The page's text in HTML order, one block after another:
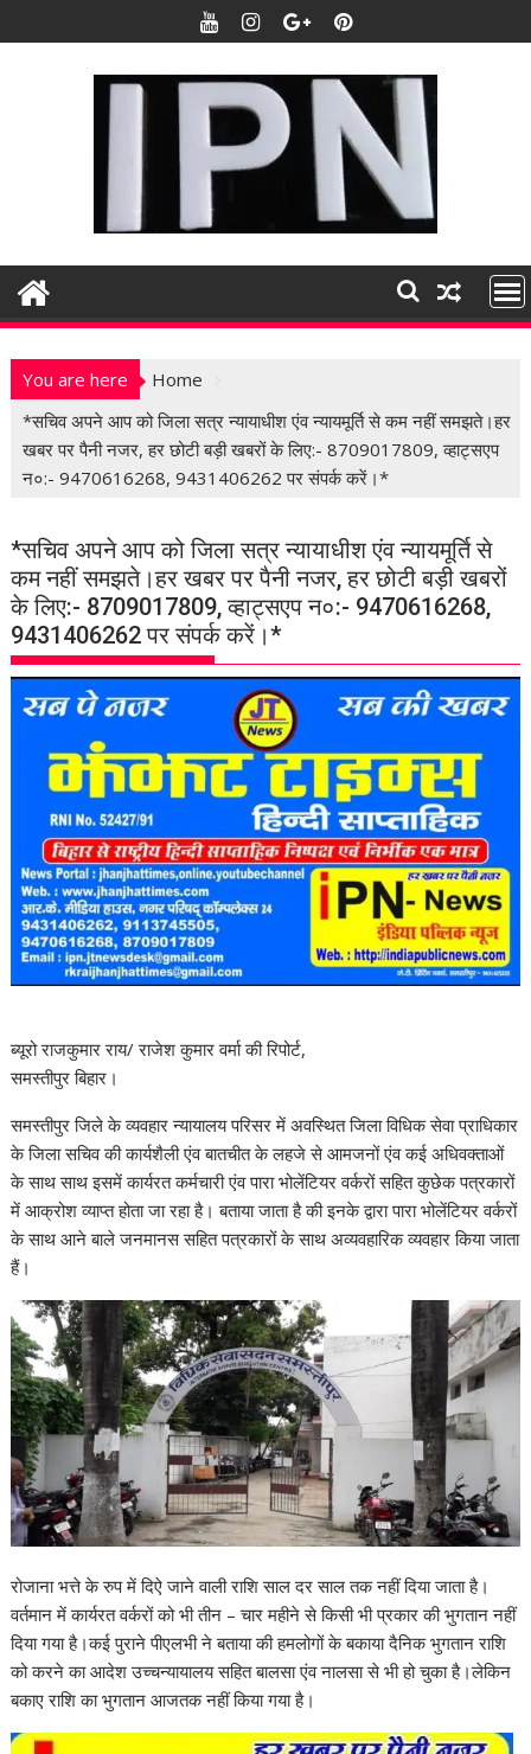
k
t
n
You are here
Home
*सचिव अपने आप को जिला सत्र न्यायाधीश एंव न्यायमूर्ति से कम नहीं समझते।हर
खबर पर पैनी नजर, हर छोटी बड़ी खबरों के लिए:- 8709017809, व्हाट्सएप
न०:- 9470616268, 9431406262 पर संपर्क करें।*
*सचिव अपने आप को जिला सत्र न्यायाधीश एंव न्यायमूर्ति से
कम नहीं समझते।हर खबर पर पैनी नजर, हर छोटी बड़ी खबरों
के लिए:- 8709017809, व्हाट्सएप न०:- 9470616268,
9431406262 पर संपर्क करें।*
ब्यूरो राजकुमार राय/ राजेश कुमार वर्मा की रिपोर्ट,
समस्तीपुर बिहार।
समस्तीपुर जिले के व्यवहार न्यायालय परिसर में अवस्थित जिला विधिक सेवा प्राधिकार
के जिला सचिव की कार्यशैली एंव बातचीत के लहजे से आमजनों एंव कई अधिवक्ताओं
के साथ साथ इसमें कार्यरत कर्मचारी एंव पारा भोलेंटियर वर्करों सहित कुछेक पत्रकारों
में आक्रोश व्याप्त होता जा रहा है। बताया जाता है की इनके द्वारा पारा भोलेंटियर वर्करों
के साथ आने बाले जनमानस सहित पत्रकारों के साथ अव्यवहारिक व्यवहार किया जाता
हैं।
रोजाना भत्ते के रुप में दिऐ जाने वाली राशि साल दर साल तक नहीं दिया जाता है।
वर्तमान में कार्यरत वर्करों को भी तीन – चार महीने से किसी भी प्रकार की भुगतान नहीं
दिया गया है।कई पुराने पीएलभी ने बताया की हमलोगों के बकाया दैनिक भुगतान राशि
को करने का आदेश उच्चन्यायालय सहित बालसा एंव नालसा से भी हो चुका है।लेकिन
बकाए राशि का भुगतान आजतक नहीं किया गया है।